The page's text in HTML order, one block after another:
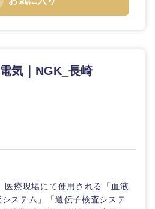
その他企画業務
業
上
気｜NGK_長崎
医療現場にて使用される「血液
ステム」「遺伝子検査システ